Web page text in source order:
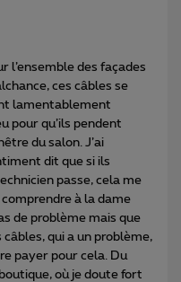
l’ensemble des façades
ces câbles se
lamentablement
pour qu’ils pendent
du salon. J’ai
dit que si ils
passe, cela me
à la dame
de problème mais que
qui a un problème,
payer pour cela. Du
où je doute fort